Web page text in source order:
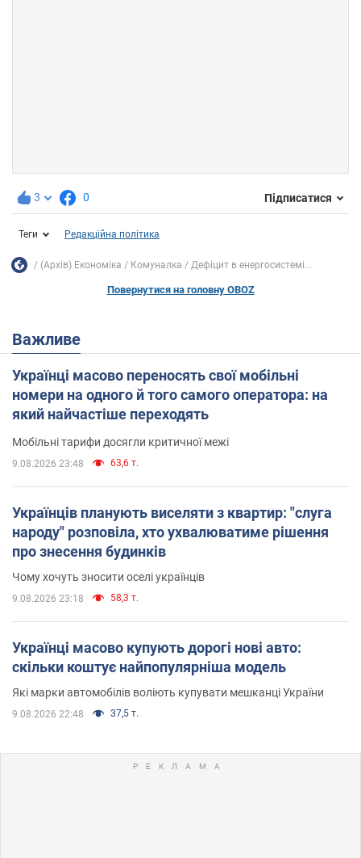
3 0 Підписатися
Теги Редакційна політика
(Архів) Економіка Комуналка Дефіцит в енергосистемі...
Повернутися на головну OBOZ
Важливе
Українці масово переносять свої мобільні
номери на одного й того самого оператора: на
який найчастіше переходять
Мобільні тарифи досягли критичної межі
9.08.2026 23:48 63,6 т.
Українців планують виселяти з квартир: "слуга
народу" розповіла, хто ухвалюватиме рішення
про знесення будинків
Чому хочуть зносити оселі українців
9.08.2026 23:18 58,3 т.
Українці масово купують дорогі нові авто:
скільки коштує найпопулярніша модель
Які марки автомобілів воліють купувати мешканці України
9.08.2026 22:48 37,5 т.